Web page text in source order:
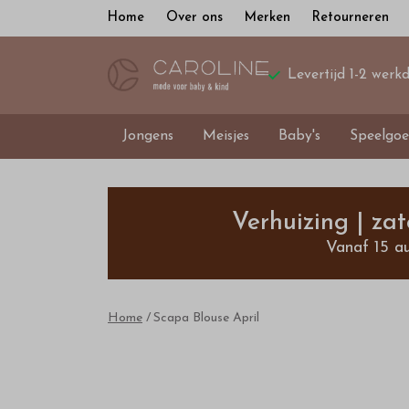
Home Over ons Merken Retourneren
Levertijd 1-2
Jongens Meisjes Baby's
Scapa
April
Outlet
Verhuizing |
Vanaf 15
Home Scapa Blouse April